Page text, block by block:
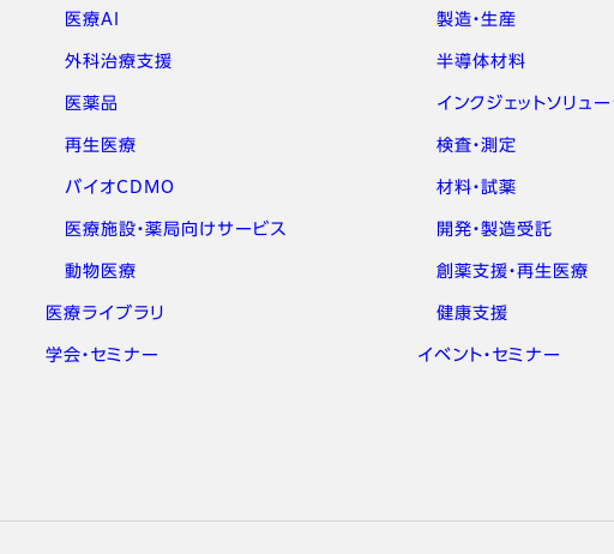
医療AI
外科治療支援
医薬品
再生医療
バイオCDMO
医療施設・薬局向けサービス
動物医療
医療ライブラリ
学会・セミナー
製造・生産
半導体材料
インクジェットソリュー
検査・測定
材料・試薬
開発・製造受託
創薬支援・再生医療
健康支援
イベント・セミナー